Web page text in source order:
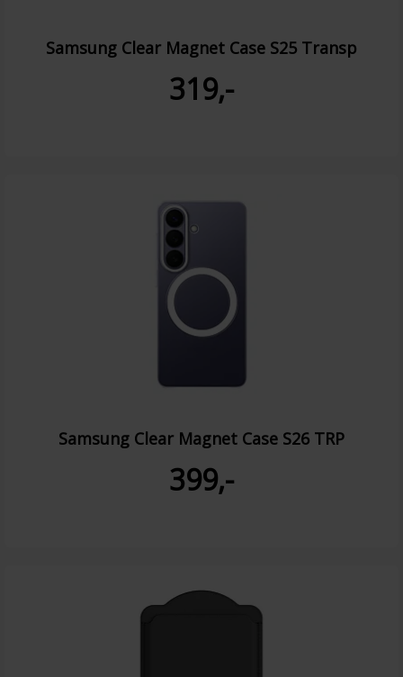
Samsung Clear Magnet Case S25 Transp
319,-
Samsung Clear Magnet Case S26 TRP
399,-